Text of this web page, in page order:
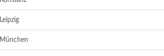
Leipzig
München